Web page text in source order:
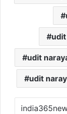
udit
udit
udit